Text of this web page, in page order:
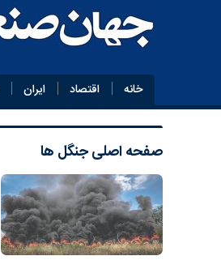
خانه اقتصاد ایران
صفحه اصلیجنگل ها